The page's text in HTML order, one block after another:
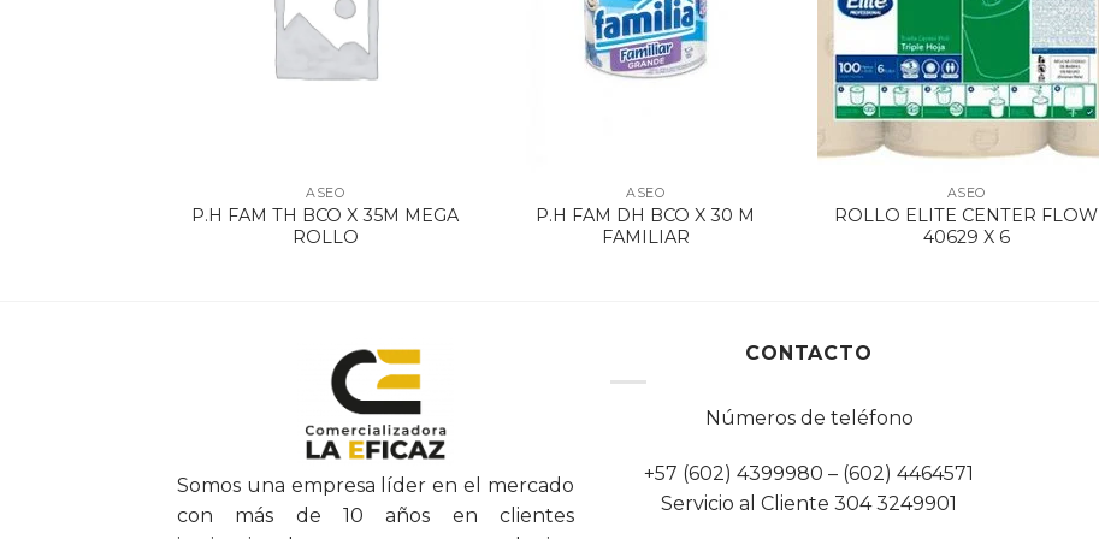
ASEO
P.H FAM TH BCO X 35M MEGA
ROLLO
ASEO
P.H FAM DH BCO X 30 M
FAMILIAR
ASEO
ROLLO ELITE CENTER FLOW
40629 X 6
Somos una empresa líder en el mercado
con más de 10 años en clientes
CONTACTO
Números de teléfono
+57 (602) 4399980 – (602) 4464571
Servicio al Cliente 304 3249901